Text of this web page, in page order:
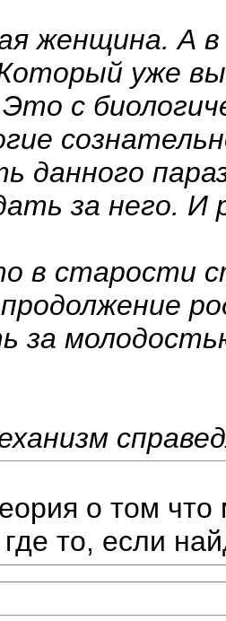
женщина. А
уже
с
данного
за него. И
в старости
за
о том
то, если